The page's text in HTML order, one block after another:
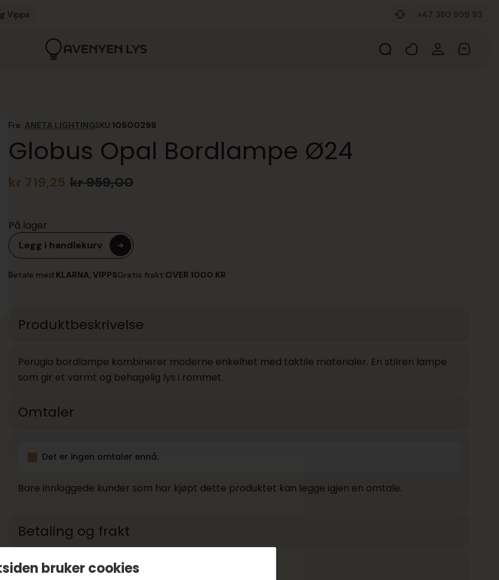
Vipps +47 380 999 93
Fra: ANETA LIGHTINGSKU:10500298
Globus Opal Bordlampe Ø24
kr959,00
Opprinnelig
kr 959,00.
kr 719,25
Nåværende
kr 719,25.
På lager
Legg i handlekurv
Betale med:KLARNA, VIPPSGratis frakt:OVER 1000 KR
Produktbeskrivelse
Perugia bordlampe kombinerer moderne enkelhet med taktile materialer. En stilren lampe
som gir et varmt og behagelig lys i rommet.
Omtaler
Det er ingen omtaler ennå.
Bare innloggede kunder som har kjøpt dette produktet kan legge igjen en omtale.
Betaling og frakt
Betale med:KLARNA, VIPPS
bruker cookies